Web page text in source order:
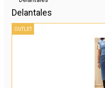
Delantales
OUTLET